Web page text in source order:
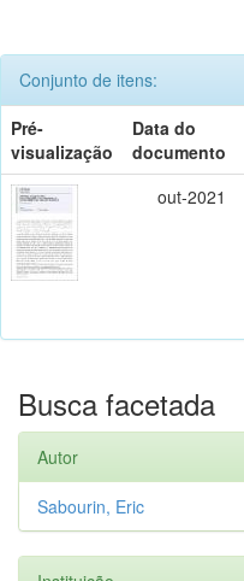
Conjunto de itens:
Pré-
visualização
Data do
documento
out-2021
Busca facetada
Autor
Sabourin, Eric